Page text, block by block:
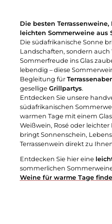
Die besten
leichten Sommerweine aus
Die südafrikanische Sonne
Landschaften, sondern auch
Sommerfreude ins Glas
lebendig – diese
Begleitung für
gesellige Grillpartys.
Entdecken Sie unsere
südafrikanischen
warmen Tage mit einem
Weißwein, Rosé oder
bringt Sonnenschein,
Terrassenwein direkt zu
Entdecken Sie hier eine
sommerlichen
Weine für warme Tage